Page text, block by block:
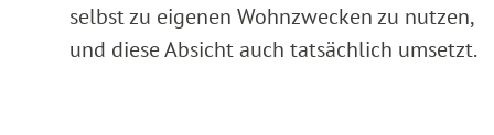
selbst zu eigenen Wohnzwecken zu nutzen,
und diese Absicht auch tatsächlich umsetzt.